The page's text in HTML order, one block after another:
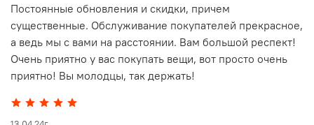
Постоянные обновления и скидки, причем
существенные. Обслуживание покупателей прекрасное,
а ведь мы с вами на расстоянии. Вам большой респект!
Очень приятно у вас покупать вещи, вот просто очень
приятно! Вы молодцы, так держать!